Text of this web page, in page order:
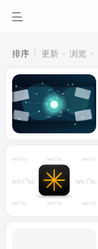
排序 更新 浏览